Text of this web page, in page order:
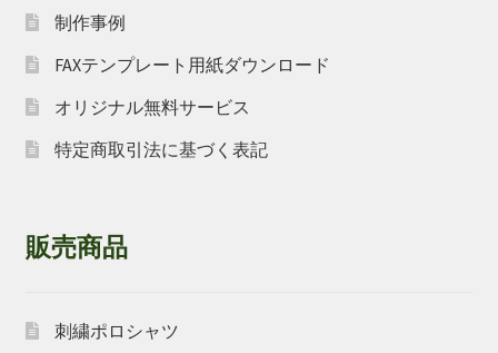
制作事例
FAXテンプレート用紙ダウンロード
オリジナル無料サービス
特定商取引法に基づく表記
販売商品
刺繍ポロシャツ